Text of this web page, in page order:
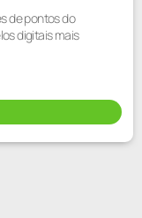
de pontos do
digitais mais